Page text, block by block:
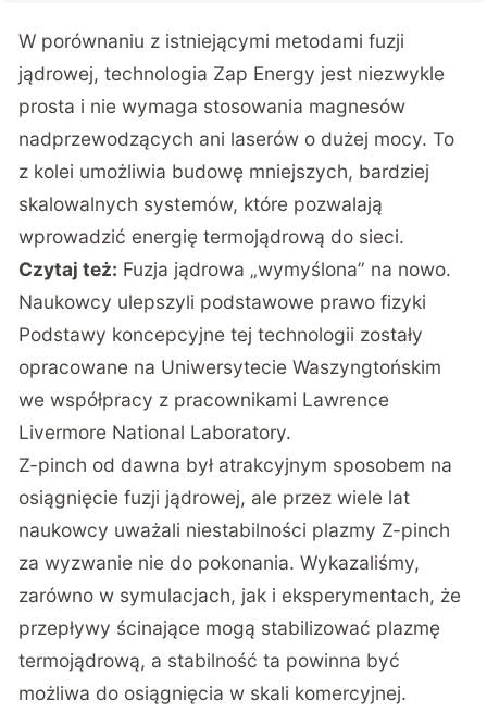
W porównaniu z istniejącymi metodami fuzji
jądrowej, technologia Zap Energy jest niezwykle
prosta i nie wymaga stosowania magnesów
nadprzewodzących ani laserów o dużej mocy. To
z kolei umożliwia budowę mniejszych, bardziej
skalowalnych systemów, które pozwalają
wprowadzić energię termojądrową do sieci.
Czytaj też: Fuzja jądrowa „wymyślona” na nowo.
Naukowcy ulepszyli podstawowe prawo fizyki
Podstawy koncepcyjne tej technologii zostały
opracowane na Uniwersytecie Waszyngtońskim
we współpracy z pracownikami Lawrence
Livermore National Laboratory.
Z-pinch od dawna był atrakcyjnym sposobem na
osiągnięcie fuzji jądrowej, ale przez wiele lat
naukowcy uważali niestabilności plazmy Z-pinch
za wyzwanie nie do pokonania. Wykazaliśmy,
zarówno w symulacjach, jak i eksperymentach, że
przepływy ścinające mogą stabilizować plazmę
termojądrową, a stabilność ta powinna być
możliwa do osiągnięcia w skali komercyjnej.